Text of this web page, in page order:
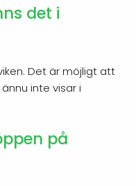
det i
Det är möjligt att
inte visar i
på